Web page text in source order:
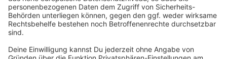
Jürgen Wannhoff, Vizepräsident Sparkassenverband